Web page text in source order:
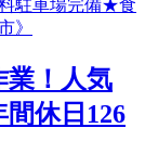
業！人気
休日126